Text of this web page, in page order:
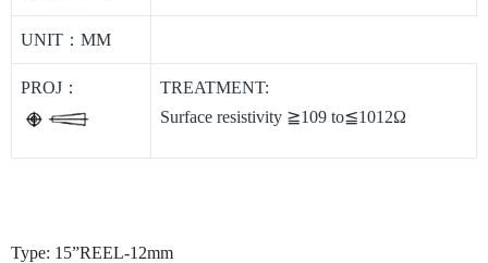
UNIT：MM
PROJ：
TREATMENT:
Surface resistivity ≧109 to≦1012Ω
Type: 15”REEL-12mm